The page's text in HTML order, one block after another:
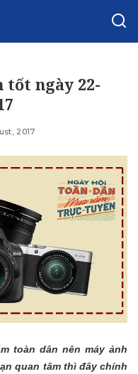
tốt ngày 22-
2017
toàn dân nên máy ảnh
quan tâm thì đây chính